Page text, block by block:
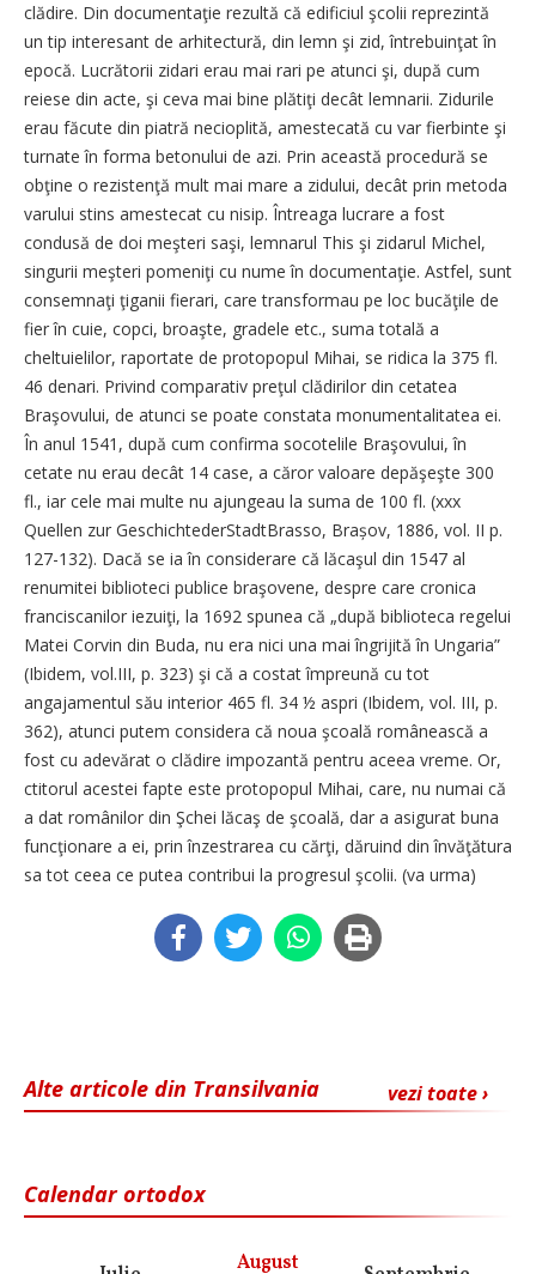
clădire. Din documentaţie rezultă că edificiul şcolii reprezintă
un tip interesant de arhitectură, din lemn şi zid, întrebuinţat în
epocă. Lucrătorii zidari erau mai rari pe atunci şi, după cum
reiese din acte, şi ceva mai bine plătiţi decât lemnarii. Zidurile
erau făcute din piatră necioplită, amestecată cu var fierbinte şi
turnate în forma betonului de azi. Prin această procedură se
obţine o rezistenţă mult mai mare a zidului, decât prin metoda
varului stins amestecat cu nisip. Întreaga lucrare a fost
condusă de doi meşteri saşi, lemnarul This şi zidarul Michel,
singurii meşteri pomeniţi cu nume în documentaţie. Astfel, sunt
consemnaţi ţiganii fierari, care transformau pe loc bucăţile de
fier în cuie, copci, broaşte, gradele etc., suma totală a
cheltuielilor, raportate de protopopul Mihai, se ridica la 375 fl.
46 denari. Privind comparativ preţul clădirilor din cetatea
Braşovului, de atunci se poate constata monumentalitatea ei.
În anul 1541, după cum confirma socotelile Braşovului, în
cetate nu erau decât 14 case, a căror valoare depăşeşte 300
fl., iar cele mai multe nu ajungeau la suma de 100 fl. (xxx
Quellen zur GeschichtederStadtBrasso, Brașov, 1886, vol. II p.
127-132). Dacă se ia în considerare că lăcaşul din 1547 al
renumitei biblioteci publice braşovene, despre care cronica
franciscanilor iezuiţi, la 1692 spunea că „după biblioteca regelui
Matei Corvin din Buda, nu era nici una mai îngrijită în Ungaria”
(Ibidem, vol.III, p. 323) şi că a costat împreună cu tot
angajamentul său interior 465 fl. 34 ½ aspri (Ibidem, vol. III, p.
362), atunci putem considera că noua şcoală românească a
fost cu adevărat o clădire impozantă pentru aceea vreme. Or,
ctitorul acestei fapte este protopopul Mihai, care, nu numai că
a dat românilor din Şchei lăcaş de şcoală, dar a asigurat buna
funcţionare a ei, prin înzestrarea cu cărţi, dăruind din învăţătura
sa tot ceea ce putea contribui la progresul şcolii. (va urma)
vezi toate ›
Alte articole din Transilvania
Calendar ortodox
August